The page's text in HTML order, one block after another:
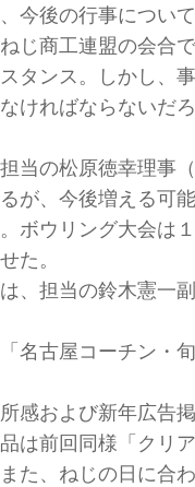
今後の行事について
じ商工連盟の会合
タンス。しかし
ければならない
の松原徳幸理事
が、今後増える
ボウリング大会は
た。
担当の鈴木憲一
名古屋コーチン
および新年広告
は前回同様「クリ
た、ねじの日に合